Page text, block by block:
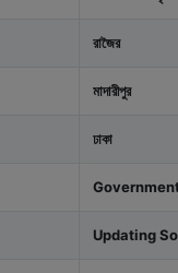
রাজৈর
মাদারীপুর
ঢাকা
Updating